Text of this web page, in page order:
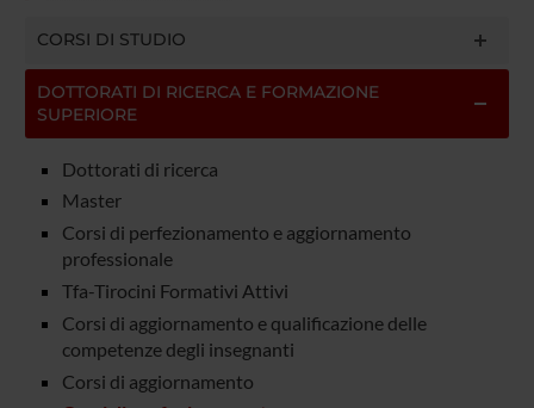
CORSI DI STUDIO
DOTTORATI DI RICERCA E FORMAZIONE
SUPERIORE
Dottorati di ricerca
Master
Corsi di perfezionamento e aggiornamento
professionale
Tfa-Tirocini Formativi Attivi
Corsi di aggiornamento e qualificazione delle
competenze degli insegnanti
Corsi di aggiornamento